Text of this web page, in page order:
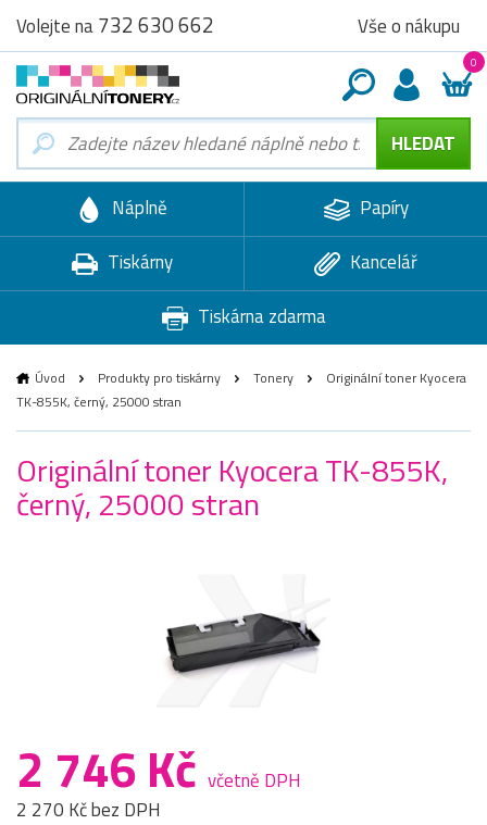
Volejte na732 630 662 Vše o nákupu
0
Náplně
Papíry
Tiskárny
Kancelář
Tiskárna zdarma
Úvod Produkty pro tiskárny Tonery
Originální toner Kyocera
TK-855K, černý, 25000 stran
Originální toner Kyocera TK-855K,
černý, 25000 stran
2 746 Kč včetně DPH
2 270 Kč bez DPH